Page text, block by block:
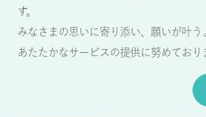
す。
みなさまの思いに寄り添い、願いが叶う
あたたかなサービスの提供に努めており